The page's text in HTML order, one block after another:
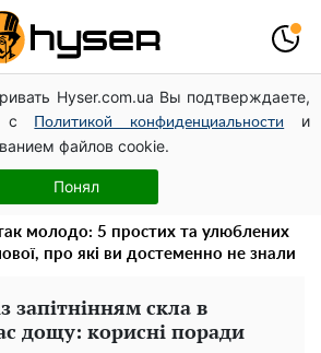
Hyser.com.ua Вы подтверждаете,
с
Политикой конфиденциальности
и
файлов cookie.
Понял
Олександр Конотопський вивів
бюджету через фіктивну фірму в
Трінчер блиснула "принадами":
ще не бачили
молодо: 5 простих та улюблених
про які ви достеменно не знали
запітнінням скла в
дощу: корисні поради